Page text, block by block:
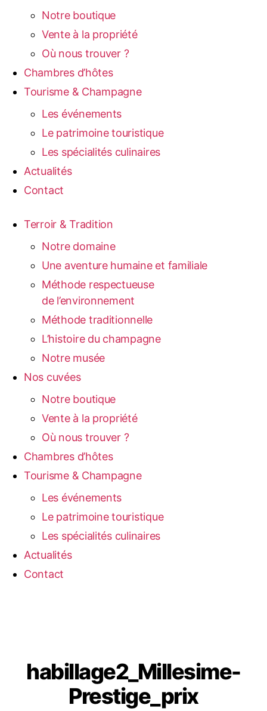
Notre boutique
Vente à la propriété
Où nous trouver ?
Chambres d’hôtes
Tourisme & Champagne
Les événements
Le patrimoine touristique
Les spécialités culinaires
Actualités
Contact
Terroir & Tradition
Notre domaine
Une aventure humaine et familiale
Méthode respectueuse
de l’environnement
Méthode traditionnelle
L’histoire du champagne
Notre musée
Nos cuvées
Notre boutique
Vente à la propriété
Où nous trouver ?
Chambres d’hôtes
Tourisme & Champagne
Les événements
Le patrimoine touristique
Les spécialités culinaires
Actualités
Contact
habillage2_Millesime-
Prestige_prix